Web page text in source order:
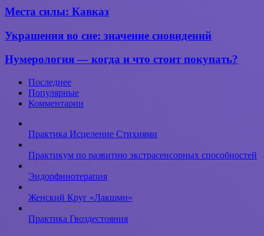
во
толкования
в
сонниках
Места
Кавказ
Места силы: Кавказ
Украшения
во сне:
значение
сновидений
Украшения во сне: значение сновидений
Нумерология
покупать?
Нумерология — когда и что стоит покупать?
Последнее
Популярные
Комментарии
Практика Исцеление Стихиями
Практикум по развитию экстрасенсорных способностей
Эндорфинотерапия
Женский Круг «Лакшми»
Практика Гвоздестояния